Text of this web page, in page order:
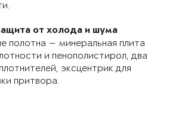
от холода и шума
полотна — минеральная плита
и пенополистирол, два
эксцентрик для
притвора.